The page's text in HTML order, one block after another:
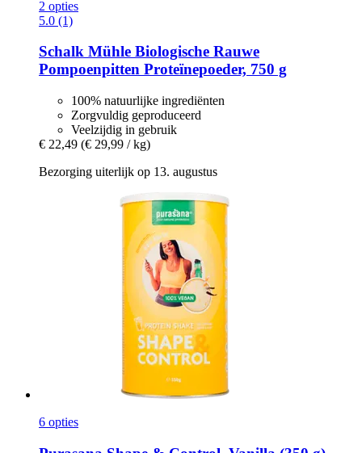
2 opties
5.0 (1)
Schalk Mühle Biologische Rauwe
Pompoenpitten Proteïnepoeder, 750 g
100% natuurlijke ingrediënten
Zorgvuldig geproduceerd
Veelzijdig in gebruik
€ 22,49 (€ 29,99 / kg)
Bezorging uiterlijk op 13. augustus
6 opties